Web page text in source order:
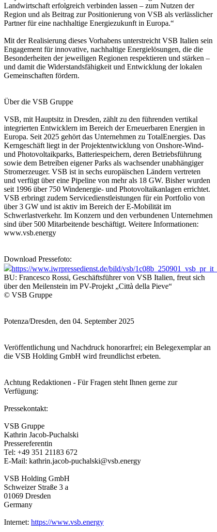
Landwirtschaft erfolgreich verbinden lassen – zum Nutzen der
Region und als Beitrag zur Positionierung von VSB als verlässlicher
Partner für eine nachhaltige Energiezukunft in Europa.“
Mit der Realisierung dieses Vorhabens unterstreicht VSB Italien sein
Engagement für innovative, nachhaltige Energielösungen, die die
Besonderheiten der jeweiligen Regionen respektieren und stärken –
und damit die Widerstandsfähigkeit und Entwicklung der lokalen
Gemeinschaften fördern.
Über die VSB Gruppe
VSB, mit Hauptsitz in Dresden, zählt zu den führenden vertikal
integrierten Entwicklern im Bereich der Erneuerbaren Energien in
Europa. Seit 2025 gehört das Unternehmen zu TotalEnergies. Das
Kerngeschäft liegt in der Projektentwicklung von Onshore-Wind-
und Photovoltaikparks, Batteriespeichern, deren Betriebsführung
sowie dem Betreiben eigener Parks als wachsender unabhängiger
Stromerzeuger. VSB ist in sechs europäischen Ländern vertreten
und verfügt über eine Pipeline von mehr als 18 GW. Bisher wurden
seit 1996 über 750 Windenergie- und Photovoltaikanlagen errichtet.
VSB erbringt zudem Servicedienstleistungen für ein Portfolio von
über 3 GW und ist aktiv im Bereich der E-Mobilität im
Schwerlastverkehr. Im Konzern und den verbundenen Unternehmen
sind über 500 Mitarbeitende beschäftigt. Weitere Informationen:
www.vsb.energy
Download Pressefoto:
https://www.iwrpressedienst.de/bild/vsb/
BU: Francesco Rossi, Geschäftsführer von VSB Italien, freut sich
über den Meilenstein im PV-Projekt „Città della Pieve“
© VSB Gruppe
Potenza/Dresden, den 04. September 2025
Veröffentlichung und Nachdruck honorarfrei; ein Belegexemplar an
die VSB Holding GmbH wird freundlichst erbeten.
Achtung Redaktionen - Für Fragen steht Ihnen gerne zur
Verfügung:
Pressekontakt:
VSB Gruppe
Kathrin Jacob-Puchalski
Pressereferentin
Tel: +49 351 21183 672
E-Mail: kathrin.jacob-puchalski@vsb.energy
VSB Holding GmbH
Schweizer Straße 3 a
01069 Dresden
Germany
Internet: https://www.vsb.energy